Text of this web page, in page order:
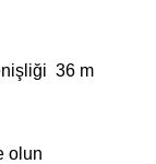
36 m
olun